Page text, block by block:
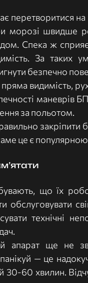
на
морозі швидше
Спека ж
За таких
безпечно
видимість,
за польотом.
закріпити
саме це є
що їх
обслуговувати
технічні
апарат ще не
— це
30-60 хвилин.